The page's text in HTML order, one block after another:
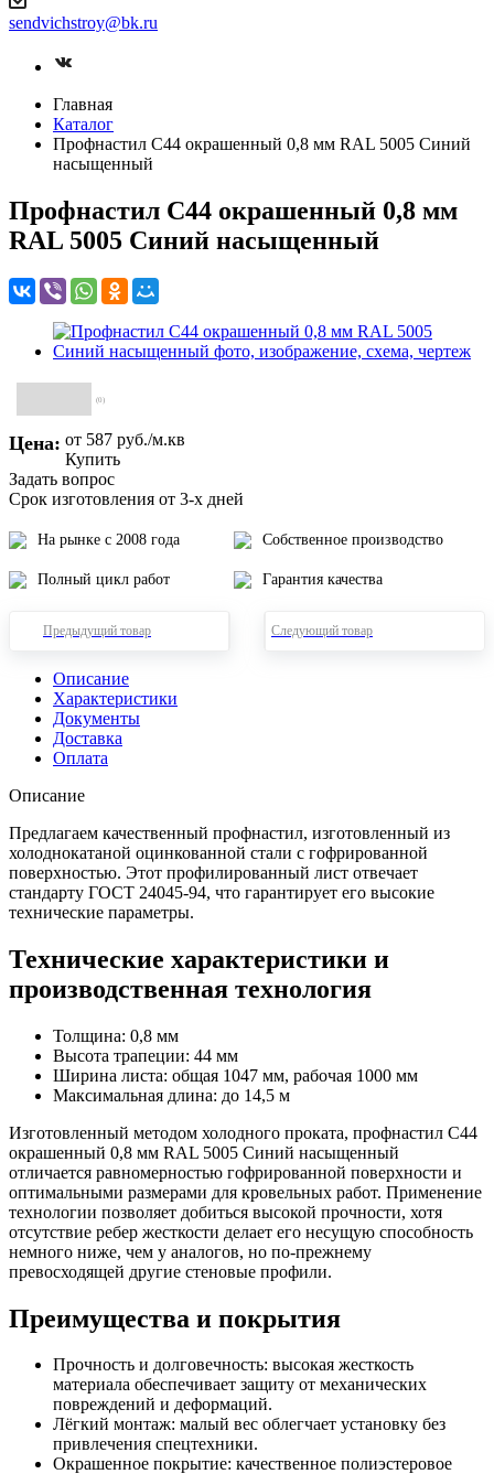
sendvichstroy@bk.ru
Главная
Каталог
Профнастил С44 окрашенный 0,8 мм RAL 5005 Синий
насыщенный
Профнастил С44 окрашенный 0,8 мм
RAL 5005 Синий насыщенный
(0)
Цена: от 587 руб./м.кв
Купить
Задать вопрос
Срок изготовления от 3-х дней
На рынке с 2008 года Собственное производство
Полный цикл работ Гарантия качества
Предыдущий товар Следующий товар
Описание
Характеристики
Документы
Доставка
Оплата
Описание
Предлагаем качественный профнастил, изготовленный из
холоднокатаной оцинкованной стали с гофрированной
поверхностью. Этот профилированный лист отвечает
стандарту ГОСТ 24045-94, что гарантирует его высокие
технические параметры.
Технические характеристики и
производственная технология
Толщина: 0,8 мм
Высота трапеции: 44 мм
Ширина листа: общая 1047 мм, рабочая 1000 мм
Максимальная длина: до 14,5 м
Изготовленный методом холодного проката, профнастил С44
окрашенный 0,8 мм RAL 5005 Синий насыщенный
отличается равномерностью гофрированной поверхности и
оптимальными размерами для кровельных работ. Применение
технологии позволяет добиться высокой прочности, хотя
отсутствие ребер жесткости делает его несущую способность
немного ниже, чем у аналогов, но по-прежнему
превосходящей другие стеновые профили.
Преимущества и покрытия
Прочность и долговечность: высокая жесткость
материала обеспечивает защиту от механических
повреждений и деформаций.
Лёгкий монтаж: малый вес облегчает установку без
привлечения спецтехники.
Окрашенное покрытие: качественное полиэстеровое